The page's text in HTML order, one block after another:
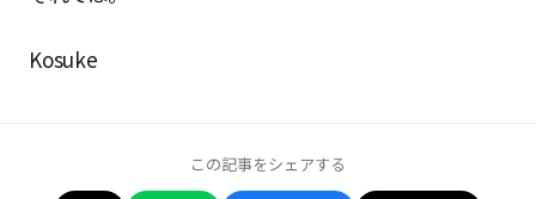
Kosuke
この記事をシェアする